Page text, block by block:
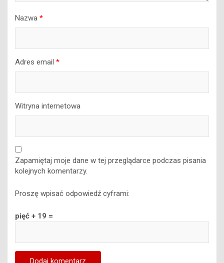
Nazwa *
Adres email *
Witryna internetowa
Zapamiętaj moje dane w tej przeglądarce podczas pisania
kolejnych komentarzy.
Proszę wpisać odpowiedź cyframi:
pięć + 19 =